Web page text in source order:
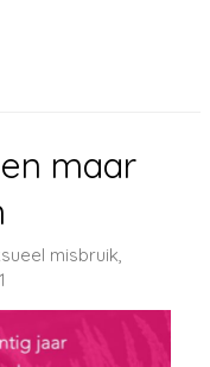
maar
misbruik,